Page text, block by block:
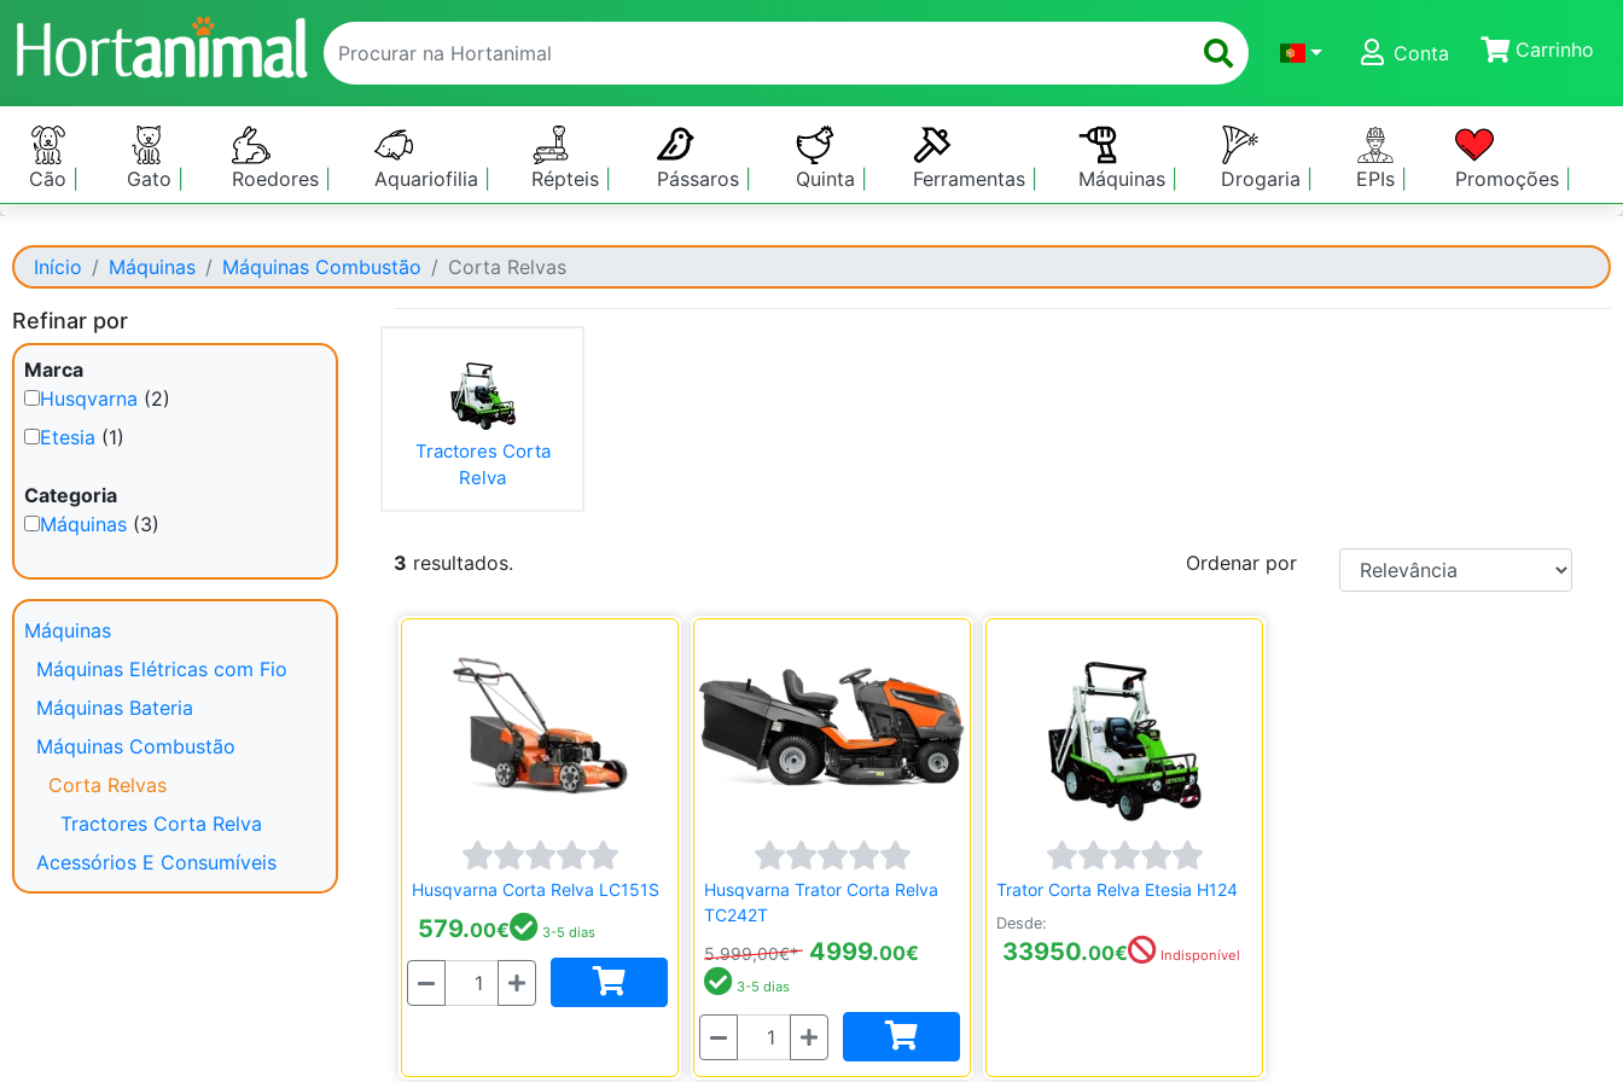
Conta
Carrinho
Cão Gato Roedores Aquariofilia Répteis Pássaros Quinta Ferramentas Máquinas Drogaria EPIs Promoções
Início Máquinas Máquinas Combustão Corta Relvas
Refinar por
Marca
Husqvarna (2)
Etesia (1)
Categoria
Máquinas (3)
Máquinas
Máquinas Elétricas com Fio
Máquinas Bateria
Máquinas Combustão
Corta Relvas
Tractores Corta Relva
Acessórios E Consumíveis
Tractores Corta
Relva
3 resultados. Ordenar por
Husqvarna Corta Relva LC151S
579.00€ 3-5 dias
Quantidade
Husqvarna Trator Corta Relva
TC242T
5.999,00€* 4999.00€
3-5 dias
Quantidade
Trator Corta Relva Etesia H124
Desde:
33950.00€ Indisponível